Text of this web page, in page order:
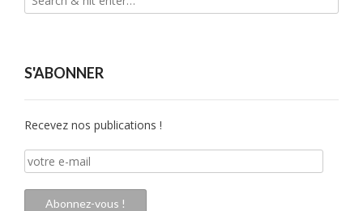
S'ABONNER
Recevez nos publications !
votre
e-
mail
Abonnez-vous !